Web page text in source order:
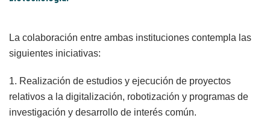
La colaboración entre ambas instituciones contempla las
siguientes iniciativas:
1. Realización de estudios y ejecución de proyectos
relativos a la digitalización, robotización y programas de
investigación y desarrollo de interés común.